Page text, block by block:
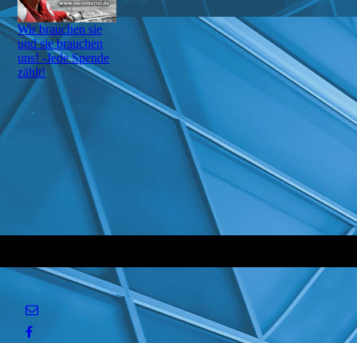
Wir brauchen sie
und sie brauchen
uns! -Jede Spende
zählt!